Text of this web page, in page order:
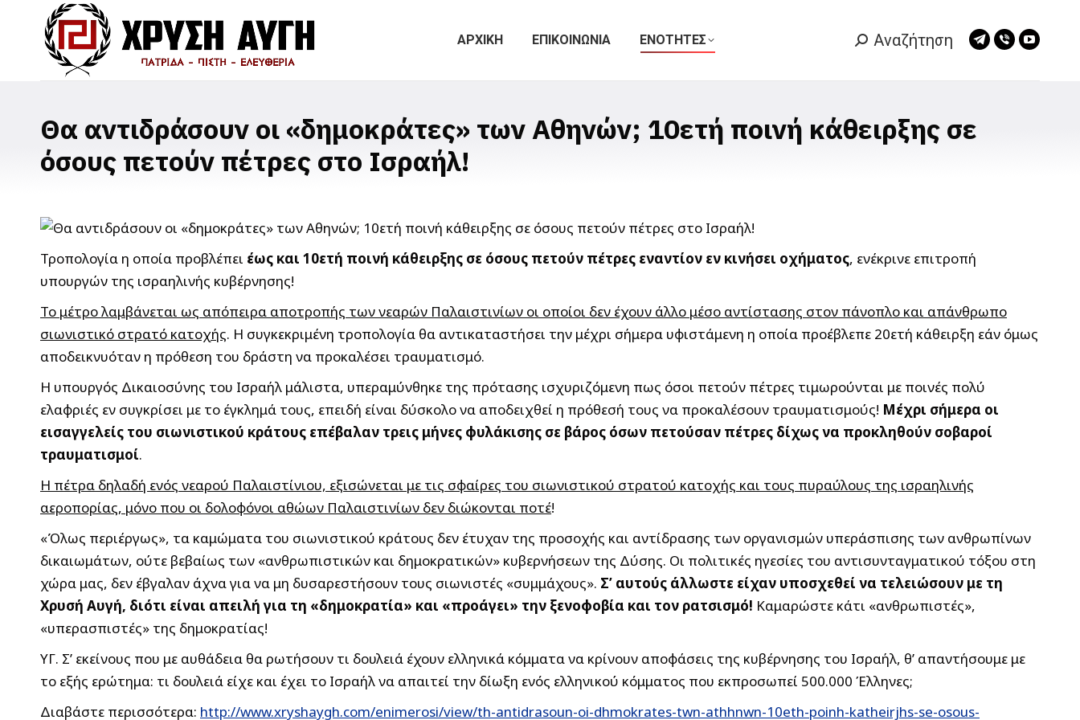
ΑΡΧΙΚΗ ΕΠΙΚΟΙΝΩΝΙΑ ΕΝΟΤΗΤΕΣ Search:
Αναζήτηση
Telegram
Viber
Θα αντιδράσουν οι «δημοκράτες» των Αθηνών; 10ετή ποινή κάθειρξης σε
όσους πετούν πέτρες στο Ισραήλ!
Τροπολογία η οποία προβλέπει έως και 10ετή ποινή κάθειρξης σε όσους πετούν πέτρες εναντίον εν κινήσει οχήματος, ενέκρινε επιτροπή
υπουργών της ισραηλινής κυβέρνησης!
Το μέτρο λαμβάνεται ως απόπειρα αποτροπής των νεαρών Παλαιστινίων οι οποίοι δεν έχουν άλλο μέσο αντίστασης στον πάνοπλο και απάνθρωπο
σιωνιστικό στρατό κατοχής. Η συγκεκριμένη τροπολογία θα αντικαταστήσει την μέχρι σήμερα υφιστάμενη η οποία προέβλεπε 20ετή κάθειρξη εάν όμως
αποδεικνυόταν η πρόθεση του δράστη να προκαλέσει τραυματισμό.
Η υπουργός Δικαιοσύνης του Ισραήλ μάλιστα, υπεραμύνθηκε της πρότασης ισχυριζόμενη πως όσοι πετούν πέτρες τιμωρούνται με ποινές πολύ
ελαφριές εν συγκρίσει με το έγκλημά τους, επειδή είναι δύσκολο να αποδειχθεί η πρόθεσή τους να προκαλέσουν τραυματισμούς! Μέχρι σήμερα οι
εισαγγελείς του σιωνιστικού κράτους επέβαλαν τρεις μήνες φυλάκισης σε βάρος όσων πετούσαν πέτρες δίχως να προκληθούν σοβαροί
τραυματισμοί.
Η πέτρα δηλαδή ενός νεαρού Παλαιστίνιου, εξισώνεται με τις σφαίρες του σιωνιστικού στρατού κατοχής και τους πυραύλους της ισραηλινής
αεροπορίας, μόνο που οι δολοφόνοι αθώων Παλαιστινίων δεν διώκονται ποτέ!
«Όλως περιέργως», τα καμώματα του σιωνιστικού κράτους δεν έτυχαν της προσοχής και αντίδρασης των οργανισμών υπεράσπισης των ανθρωπίνων
δικαιωμάτων, ούτε βεβαίως των «ανθρωπιστικών και δημοκρατικών» κυβερνήσεων της Δύσης. Οι πολιτικές ηγεσίες του αντισυνταγματικού τόξου στη
χώρα μας, δεν έβγαλαν άχνα για να μη δυσαρεστήσουν τους σιωνιστές «συμμάχους». Σ’ αυτούς άλλωστε είχαν υποσχεθεί να τελειώσουν με τη
Χρυσή Αυγή, διότι είναι απειλή για τη «δημοκρατία» και «προάγει» την ξενοφοβία και τον ρατσισμό! Καμαρώστε κάτι «ανθρωπιστές»,
«υπερασπιστές» της δημοκρατίας!
ΥΓ. Σ’ εκείνους που με αυθάδεια θα ρωτήσουν τι δουλειά έχουν ελληνικά κόμματα να κρίνουν αποφάσεις της κυβέρνησης του Ισραήλ, θ’ απαντήσουμε με
το εξής ερώτημα: τι δουλειά είχε και έχει το Ισραήλ να απαιτεί την δίωξη ενός ελληνικού κόμματος που εκπροσωπεί 500.000 Έλληνες;
Διαβάστε περισσότερα: http://www.xryshaygh.com/enimerosi/view/th-antidrasoun-oi-dhmokrates-twn-athhnwn-10eth-poinh-katheirjhs-se-osous-